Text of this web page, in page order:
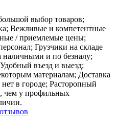
выбор товаров;
Вежливые и компетентные
/ приемлемые цены;
Грузчики на складе
наличными и по безналу;
въезд и выезд;
материалам; Доставка
в городе; Расторопный
чем у профильных